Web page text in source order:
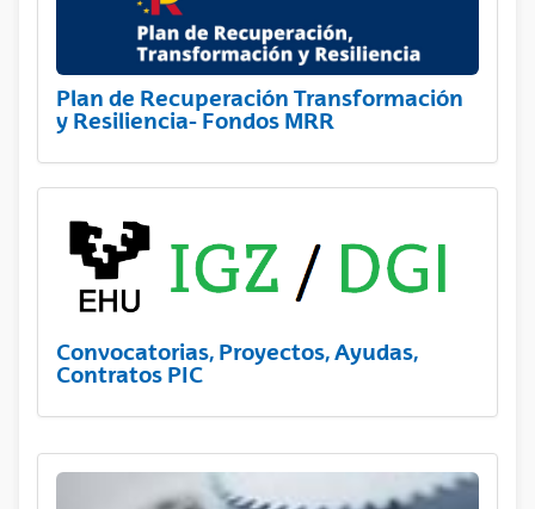
Plan de Recuperación Transformación
y Resiliencia- Fondos MRR
Convocatorias, Proyectos, Ayudas,
Contratos PIC